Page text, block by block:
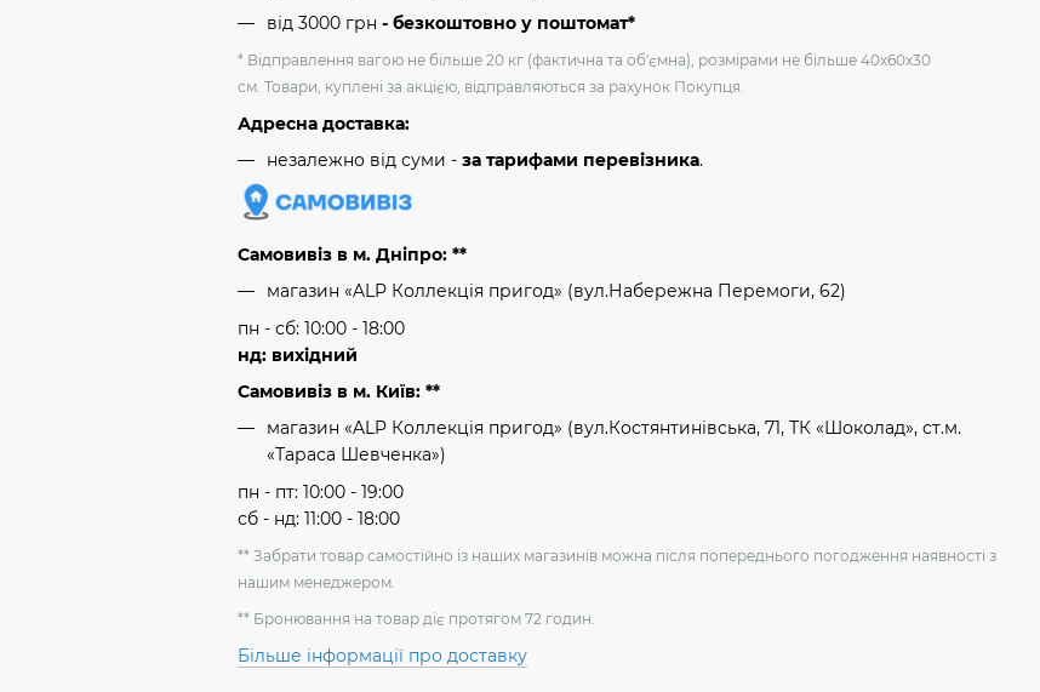
від 3000 грн - безкоштовно у поштомат*
* Відправлення вагою не більше 20 кг (фактична та об'ємна), розмірами не більше 40х60х30
см. Товари, куплені за акцією, відправляються за рахунок Покупця.
Адресна доставка:
незалежно від суми - за тарифами перевізника.
Самовивіз в м. Дніпро: **
магазин «ALP Коллекція пригод» (вул.Набережна Перемоги, 62)
пн - сб: 10:00 - 18:00
нд: вихідний
Самовивіз в м. Київ: **
магазин «ALP Коллекція пригод» (вул.Костянтинівська, 71, ТК «Шоколад», ст.м.
«Тараса Шевченка»)
пн - пт: 10:00 - 19:00
сб - нд: 11:00 - 18:00
** Забрати товар самостійно із наших магазинів можна після попереднього погодження наявності з
нашим менеджером.
** Бронювання на товар діє протягом 72 годин.
Більше інформації про доставку